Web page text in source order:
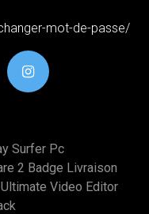
mot-de-passe/
Surfer Pc
2 Badge Livraison
Video Editor